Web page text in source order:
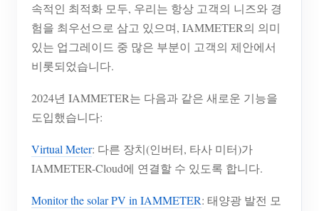
속적인 최적화 모두, 우리는 항상 고객의 니즈와 경
험을 최우선으로 삼고 있으며, IAMMETER의 의미
있는 업그레이드 중 많은 부분이 고객의 제안에서
비롯되었습니다.
2024년 IAMMETER는 다음과 같은 새로운 기능을
도입했습니다:
Virtual Meter: 다른 장치(인버터, 타사 미터)가
IAMMETER-Cloud에 연결할 수 있도록 합니다.
Monitor the solar PV in IAMMETER: 태양광 발전 모